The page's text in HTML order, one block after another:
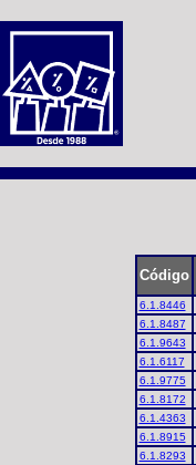
Código
6.1.8446
6.1.8487
6.1.9643
6.1.6117
6.1.9775
6.1.8172
6.1.4363
6.1.8915
6.1.8293